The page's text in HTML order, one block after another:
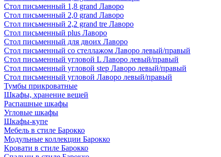
Стол письменный 1,8 grand Лаворо
Стол письменный 2,0 grand Лаворо
Стол письменный 2,2 grand tre Лаворо
Стол письменный plus Лаворо
Стол письменный для двоих Лаворо
Стол письменный со стеллажом Лаворо левый/правый
Стол письменный угловой L Лаворо левый/правый
Стол письменный угловой step Лаворо левый/правый
Стол письменный угловой Лаворо левый/правый
Тумбы прикроватные
Шкафы, хранение вещей
Распашные шкафы
Угловые шкафы
Шкафы-купе
Мебель в стиле Барокко
Модульные коллекции Барокко
Кровати в стиле Барокко